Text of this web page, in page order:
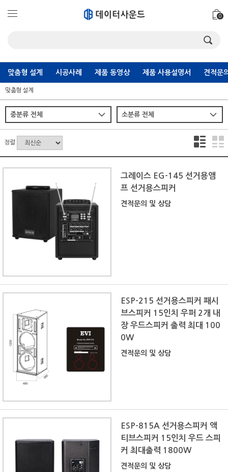
0
맞춤형 설계 시공사례 제품 동영상 제품 사용설명서 견적문
맞춤형 설계
정렬
그레이스 EG-145 선거용앰
프 선거용스피커
견적문의 및 상담
ESP-215 선거용스피커 패시
브스피커 15인치 우퍼 2개 내
장 우드스피커 출력 최대 100
0W
견적문의 및 상담
ESP-815A 선거용스피커 액
티브스피커 15인치 우드 스피
커 최대출력 1800W
견적문의 및 상담